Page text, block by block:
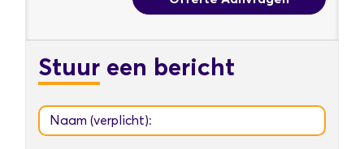
Stuur een bericht